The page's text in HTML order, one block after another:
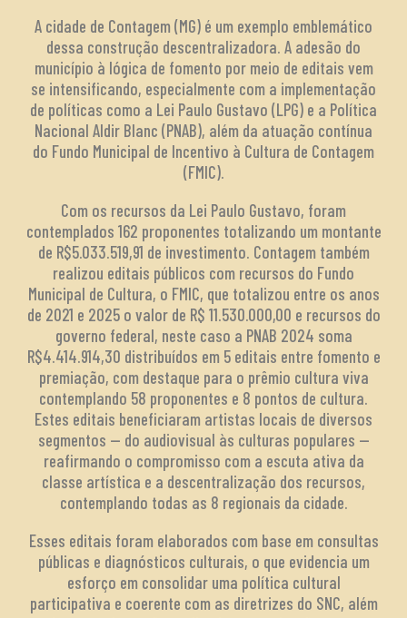
A cidade de Contagem (MG) é um exemplo emblemático
dessa construção descentralizadora. A adesão do
município à lógica de fomento por meio de editais vem
se intensificando, especialmente com a implementação
de políticas como a Lei Paulo Gustavo (LPG) e a Política
Nacional Aldir Blanc (PNAB), além da atuação contínua
do Fundo Municipal de Incentivo à Cultura de Contagem
(FMIC).
Com os recursos da Lei Paulo Gustavo, foram
contemplados 162 proponentes totalizando um montante
de R$5.033.519,91 de investimento. Contagem também
realizou editais públicos com recursos do Fundo
Municipal de Cultura, o FMIC, que totalizou entre os anos
de 2021 e 2025 o valor de R$ 11.530.000,00 e recursos do
governo federal, neste caso a PNAB 2024 soma
R$4.414.914,30 distribuídos em 5 editais entre fomento e
premiação, com destaque para o prêmio cultura viva
contemplando 58 proponentes e 8 pontos de cultura.
Estes editais beneficiaram artistas locais de diversos
segmentos — do audiovisual às culturas populares —
reafirmando o compromisso com a escuta ativa da
classe artística e a descentralização dos recursos,
contemplando todas as 8 regionais da cidade.
Esses editais foram elaborados com base em consultas
públicas e diagnósticos culturais, o que evidencia um
esforço em consolidar uma política cultural
participativa e coerente com as diretrizes do SNC, além